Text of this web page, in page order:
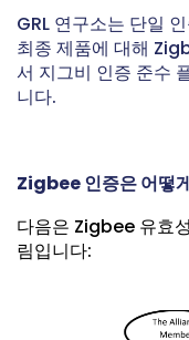
GRL 연구소는 단일
최종 제품에 대해
서 지그비 인증 준수
니다.
Zigbee 인증은 어떻
다음은 Zigbee 유효
림입니다: